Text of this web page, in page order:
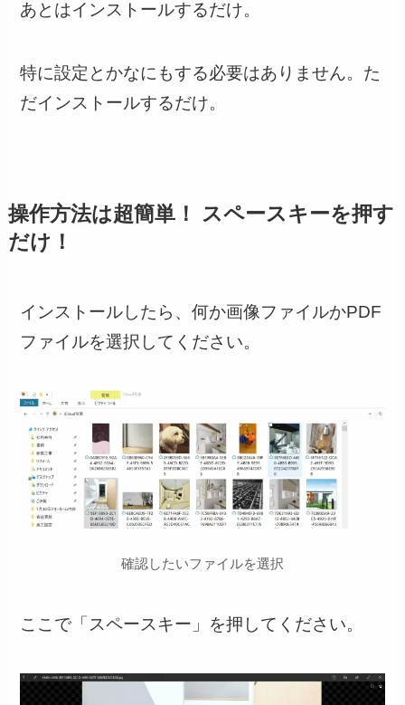
あとはインストールするだけ。
特に設定とかなにもする必要はありません。た
だインストールするだけ。
操作方法は超簡単！ スペースキーを押す
だけ！
インストールしたら、何か画像ファイルかPDF
ファイルを選択してください。
確認したいファイルを選択
ここで「スペースキー」を押してください。